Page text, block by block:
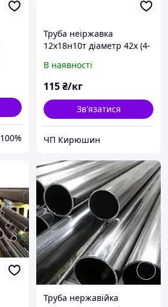
100%
Труба неіржавка
12х18н10т діаметр 42х (4-
В наявності
115₴/кг
Зв'язатися
ЧП Кирюшин
Труба нержавійка